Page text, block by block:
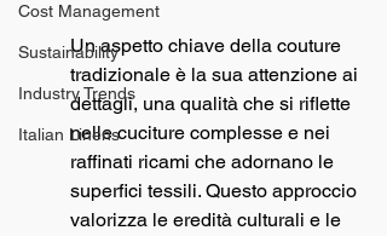
Cost Management
Sustainability
Industry Trends
Italian Linens
Un aspetto chiave della couture
tradizionale è la sua attenzione ai
dettagli, una qualità che si riflette
nelle cuciture complesse e nei
raffinati ricami che adornano le
superfici tessili. Questo approccio
valorizza le eredità culturali e le